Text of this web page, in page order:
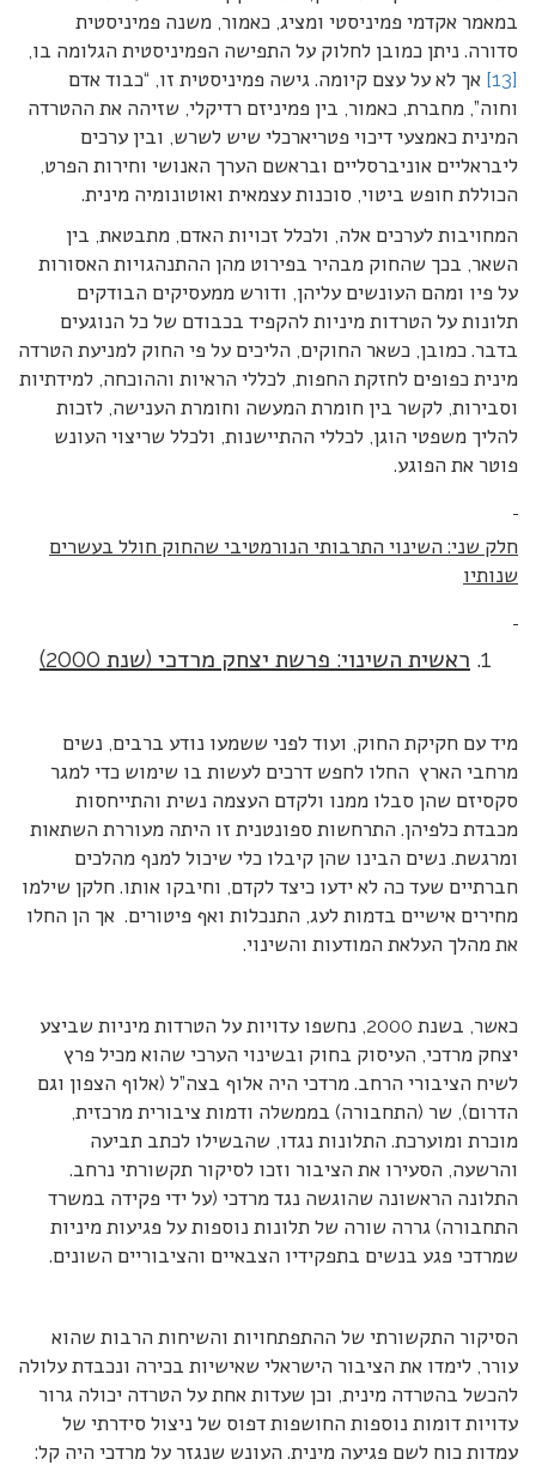
במאמר אקדמי פמיניסטי ומציג, כאמור, משנה פמיניסטית
סדורה. ניתן כמובן לחלוק על התפישה הפמיניסטית הגלומה בו,
[13]
אך לא על עצם קיומה. גישה פמיניסטית זו, “כבוד אדם
וחוה”, מחברת, כאמור, בין פמיניזם רדיקלי, שזיהה את ההטרדה
המינית כאמצעי דיכוי פטריארכלי שיש לשרש, ובין ערכים
ליבראליים אוניברסליים ובראשם הערך האנושי וחירות הפרט,
הכוללת חופש ביטוי, סוכנות עצמאית ואוטונומיה מינית.
המחויבות לערכים אלה, ולכלל זכויות האדם, מתבטאת, בין
השאר, בכך שהחוק מבהיר בפירוט מהן ההתנהגויות האסורות
על פיו ומהם העונשים עליהן, ודורש ממעסיקים הבודקים
תלונות על הטרדות מיניות להקפיד בכבודם של כל הנוגעים
בדבר. כמובן, כשאר החוקים, הליכים על פי החוק למניעת הטרדה
מינית כפופים לחזקת החפות, לכללי הראיות וההוכחה, למידתיות
וסבירות, לקשר בין חומרת המעשה וחומרת הענישה, לזכות
להליך משפטי הוגן, לכללי ההתיישנות, ולכלל שריצוי העונש
פוטר את הפוגע.
חלק שני: השינוי התרבותי הנורמטיבי שהחוק חולל בעשרים
שנותיו
ראשית השינוי: פרשת יצחק מרדכי (שנת 2000)
מיד עם חקיקת החוק, ועוד לפני ששמעו נודע ברבים, נשים
מרחבי הארץ החלו לחפש דרכים לעשות בו שימוש כדי למגר
סקסיזם שהן סבלו ממנו ולקדם העצמה נשית והתייחסות
מכבדת כלפיהן. התרחשות ספונטנית זו היתה מעוררת השתאות
ומרגשת. נשים הבינו שהן קיבלו כלי שיכול למנף מהלכים
חברתיים שעד כה לא ידעו כיצד לקדם, וחיבקו אותו. חלקן שילמו
מחירים אישיים בדמות לעג, התנכלות ואף פיטורים. אך הן החלו
את מהלך העלאת המודעות והשינוי.
כאשר, בשנת 2000, נחשפו עדויות על הטרדות מיניות שביצע
יצחק מרדכי, העיסוק בחוק ובשינוי הערכי שהוא מכיל פרץ
לשיח הציבורי הרחב. מרדכי היה אלוף בצה”ל (אלוף הצפון וגם
הדרום), שר (התחבורה) בממשלה ודמות ציבורית מרכזית,
מוכרת ומוערכת. התלונות נגדו, שהבשילו לכתב תביעה
והרשעה, הסעירו את הציבור וזכו לסיקור תקשורתי נרחב.
התלונה הראשונה שהוגשה נגד מרדכי (על ידי פקידה במשרד
התחבורה) גררה שורה של תלונות נוספות על פגיעות מיניות
שמרדכי פגע בנשים בתפקידיו הצבאיים והציבוריים השונים.
הסיקור התקשורתי של ההתפתחויות והשיחות הרבות שהוא
עורר, לימדו את הציבור הישראלי שאישיות בכירה ונכבדת עלולה
להכשל בהטרדה מינית, וכן שעדות אחת על הטרדה יכולה גרור
עדויות דומות נוספות החושפות דפוס של ניצול סידרתי של
עמדות כוח לשם פגיעה מינית. העונש שנגזר על מרדכי היה קל: